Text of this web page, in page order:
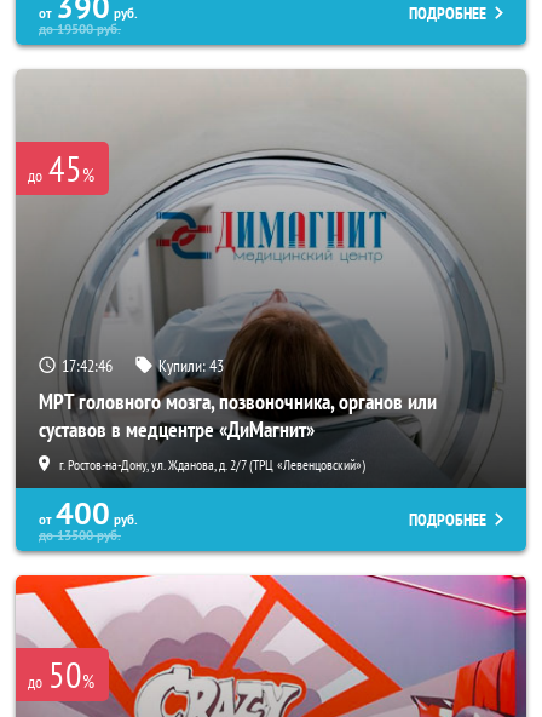
от
руб.
до19500руб.
ПОДРОБНЕЕ
до 45%
17:42:44 Купили:43
МРТ головного мозга, позвоночника, органов или
суставов в медцентре «ДиМагнит»
г. Ростов-на-Дону, ул. Жданова, д. 2/7 (ТРЦ «Левенцовский»)
от 400 руб.
до13500руб.
ПОДРОБНЕЕ
до 50%